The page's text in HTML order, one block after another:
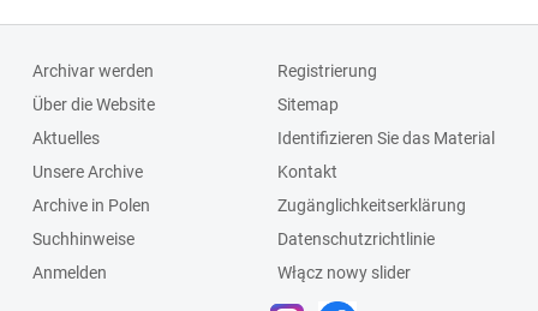
Archivar werden
Über die Website
Aktuelles
Unsere Archive
Archive in Polen
Suchhinweise
Anmelden
Registrierung
Sitemap
Identifizieren Sie das Material
Kontakt
Zugänglichkeitserklärung
Datenschutzrichtlinie
Włącz nowy slider